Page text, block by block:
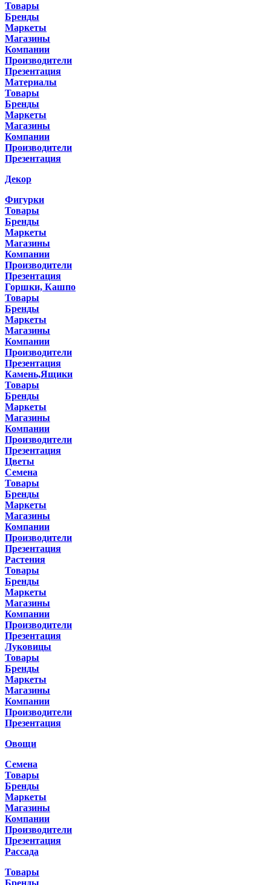
Товары
Бренды
Маркеты
Магазины
Компании
Производители
Презентация
Материалы
Товары
Бренды
Маркеты
Магазины
Компании
Производители
Презентация
Декор
Фигурки
Товары
Бренды
Маркеты
Магазины
Компании
Производители
Презентация
Горшки, Кашпо
Товары
Бренды
Маркеты
Магазины
Компании
Производители
Презентация
Камень,Ящики
Товары
Бренды
Маркеты
Магазины
Компании
Производители
Презентация
Цветы
Семена
Товары
Бренды
Маркеты
Магазины
Компании
Производители
Презентация
Растения
Товары
Бренды
Маркеты
Магазины
Компании
Производители
Презентация
Луковицы
Товары
Бренды
Маркеты
Магазины
Компании
Производители
Презентация
Овощи
Семена
Товары
Бренды
Маркеты
Магазины
Компании
Производители
Презентация
Рассада
Товары
Бренды